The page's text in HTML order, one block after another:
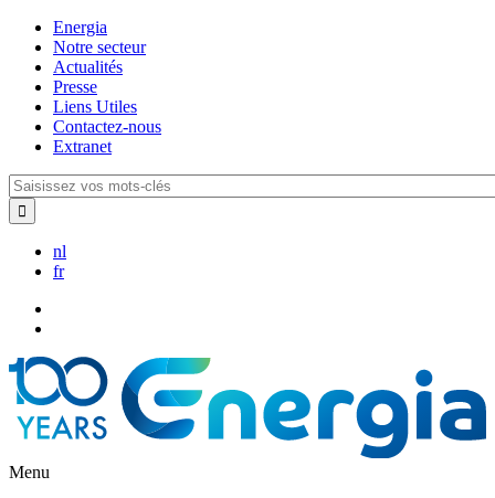
Aller
contenu
principal
Energia
Notre secteur
Actualités
Presse
Liens Utiles
Contactez-nous
Extranet
Saisissez
vos
mots-
nl
fr
Menu